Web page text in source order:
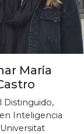
Maria
Distinguido,
Inteligencia